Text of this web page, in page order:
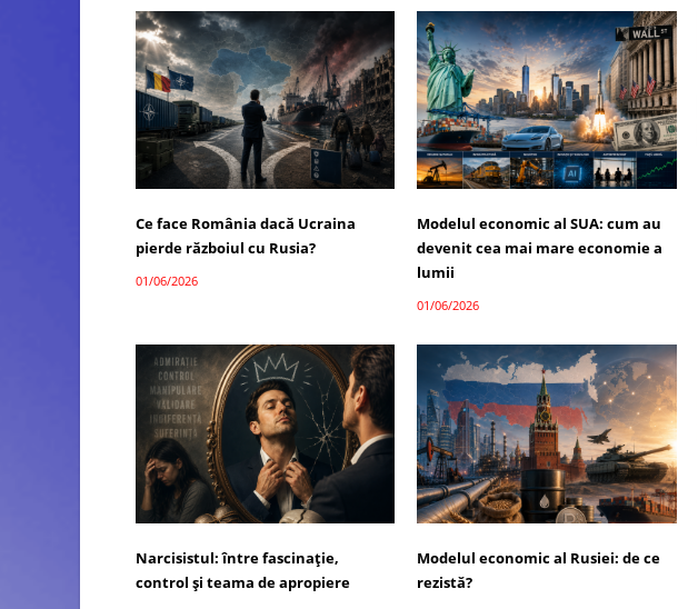
Ce face România dacă Ucraina
pierde războiul cu Rusia?
01/06/2026
Modelul economic al SUA: cum au
devenit cea mai mare economie a
lumii
01/06/2026
Narcisistul: între fascinație,
control și teama de apropiere
Modelul economic al Rusiei: de ce
rezistă?